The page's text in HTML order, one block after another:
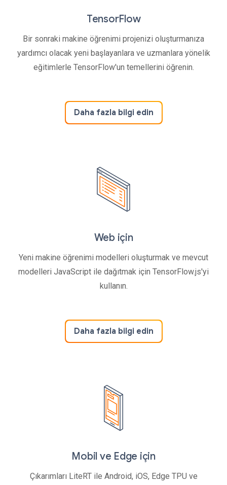
TensorFlow
Bir sonraki makine öğrenimi projenizi oluşturmanıza
yardımcı olacak yeni başlayanlara ve uzmanlara yönelik
eğitimlerle TensorFlow'un temellerini öğrenin.
Daha fazla bilgi edin
Web için
Yeni makine öğrenimi modelleri oluşturmak ve mevcut
modelleri JavaScript ile dağıtmak için TensorFlow.js'yi
kullanın.
Daha fazla bilgi edin
Mobil ve Edge için
Çıkarımları LiteRT ile Android, iOS, Edge TPU ve